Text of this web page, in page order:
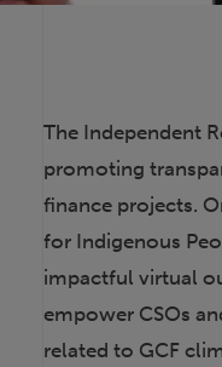
The Independent
promoting
finance projects.
for Indigenous
impactful virtual
empower CSOs
related to GCF